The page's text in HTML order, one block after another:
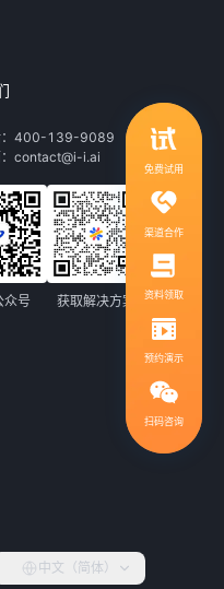
：400-139-9089
contact@i-i.ai
众号 获取解决方案
中文（简体）
免费试用
渠道合作
资料领取
预约演示
扫码咨询
方案